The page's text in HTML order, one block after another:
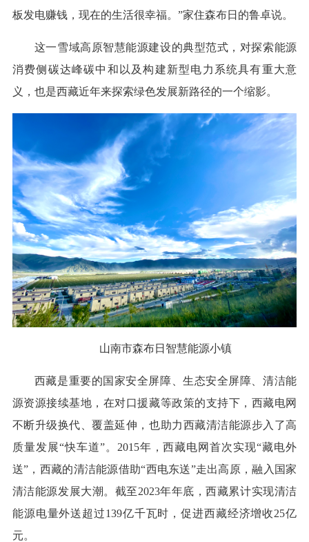
板发电赚钱，现在的生活很幸福。”家住森布日的鲁卓说。
这一雪域高原智慧能源建设的典型范式，对探索能源
消费侧碳达峰碳中和以及构建新型电力系统具有重大意
义，也是西藏近年来探索绿色发展新路径的一个缩影。
山南市森布日智慧能源小镇
西藏是重要的国家安全屏障、生态安全屏障、清洁能
源资源接续基地，在对口援藏等政策的支持下，西藏电网
不断升级换代、覆盖延伸，也助力西藏清洁能源步入了高
质量发展“快车道”。2015年，西藏电网首次实现“藏电外
送”，西藏的清洁能源借助“西电东送”走出高原，融入国家
清洁能源发展大潮。截至2023年年底，西藏累计实现清洁
能源电量外送超过139亿千瓦时，促进西藏经济增收25亿
元。